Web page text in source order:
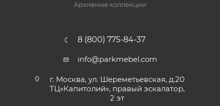
Архивные коллекции
8 (800) 775-84-37
info@parkmebel.com
г. Москва, ул. Шереметьевская, д.20
ТЦ«Капитолий», правый эскалатор,
2 эт